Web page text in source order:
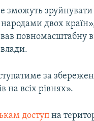
зруйнувати
двох
повномасштабну
за
на всіх рівнях».
доступ на